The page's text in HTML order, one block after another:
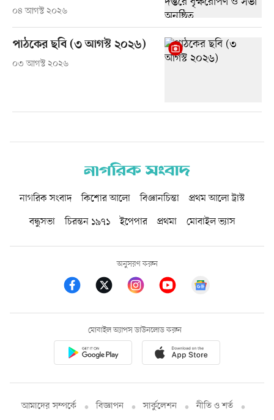
০৪ আগস্ট ২০২৬
পাঠকের ছবি (৩ আগস্ট ২০২৬)
০৩ আগস্ট ২০২৬
নাগরিক সংবাদ কিশোর আলো বিজ্ঞানচিন্তা
প্রথম আলো ট্রাস্ট
বন্ধুসভা
চিরন্তন ১৯৭১ ইপেপার প্রথমা মোবাইল ভ্যাস
অনুসরণ করুন
মোবাইল অ্যাপস ডাউনলোড করুন
আমাদের সম্পর্কে বিজ্ঞাপন সার্কুলেশন নীতি ও শর্ত